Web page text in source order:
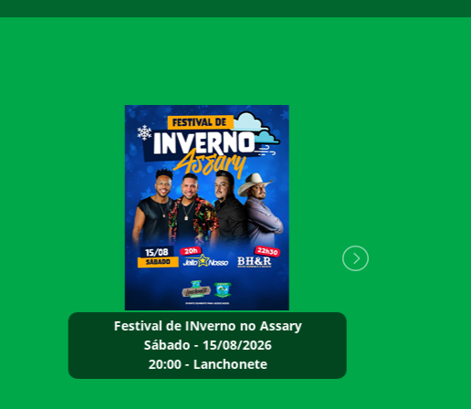
Festival de INverno no Assary
Sábado - 15/08/2026
20:00 - Lanchonete